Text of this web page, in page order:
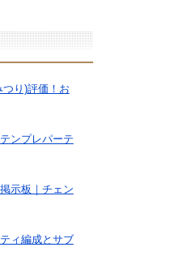
つり)評価！お
ンプレパーテ
示板｜チェン
ィ編成とサブ